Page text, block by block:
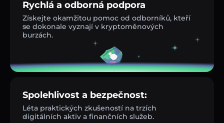
Rychlá a odborná podpora
Získejte okamžitou pomoc od odborníků, kteří
se dokonale vyznají v kryptoměnových
burzách.
Spolehlivost a bezpečnost:
Léta praktických zkušeností na trzích
digitálních aktiv a finančních služeb.